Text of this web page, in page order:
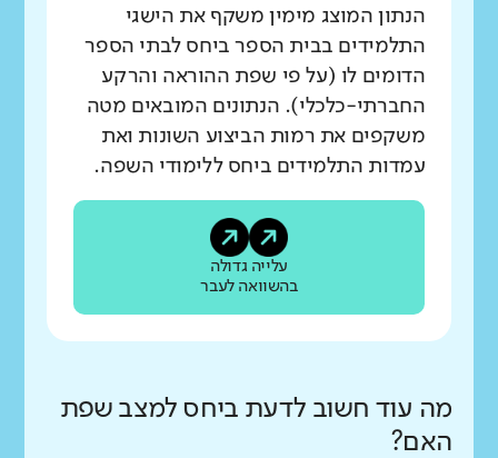
הנתון המוצג מימין משקף את הישגי
התלמידים בבית הספר ביחס לבתי הספר
הדומים לו (על פי שפת ההוראה והרקע
החברתי-כלכלי). הנתונים המובאים מטה
משקפים את רמות הביצוע השונות ואת
עמדות התלמידים ביחס ללימודי השפה.
עלייה גדולה
בהשוואה לעבר
מה עוד חשוב לדעת ביחס למצב שפת
האם?